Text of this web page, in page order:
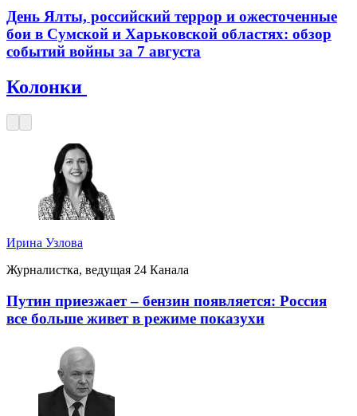
День Ялты, российский террор и ожесточенные
бои в Сумской и Харьковской областях: обзор
событий войны за 7 августа
Колонки
Ирина Узлова
Журналистка, ведущая 24 Канала
Путин приезжает – бензин появляется: Россия
все больше живет в режиме показухи